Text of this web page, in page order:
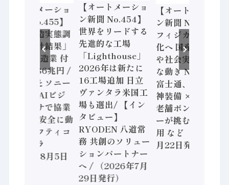
【オートメーショ
ン新聞 No.455】
「経済構造実態調
査二次集計結果」
2024年製造業 付
加価値額86兆円 /
三菱電機とソニー
セミコン AIビジ
ョンセンサで協業
/ IDEC、安全に動
かすセーフティコ
ントローラ
（2026年8月5日
【オートメーショ
ン新聞 No.454】
世界をリードする
先進的な工場
「Lighthouse」
2026年は新たに
16工場追加 日立
ヴァンタラ米国工
場も選出/ 【イン
タビュー】
RYODEN 八道常
務 共創のソリュー
ションパートナー
へ / （2026年7月
29日発行）
【オートメーショ
ン新聞 No.453】
フィジカルAI本格
化へ 国産AI開発
や社会実装に活発
な動き Noetra、
富士通、日立 / 兵
神装備 × HMS、
老舗ポンプメーカ
ーが挑むデータ活
用 など（2026年7
月22日発行）